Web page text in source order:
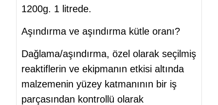
1200g. 1 litrede.
Aşındırma ve aşındırma kütle oranı?
Dağlama/aşındırma, özel olarak seçilmiş
reaktiflerin ve ekipmanın etkisi altında
malzemenin yüzey katmanının bir iş
parçasından kontrollü olarak